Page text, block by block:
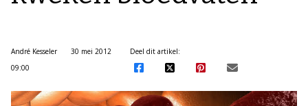
André Kesseler
30 mei 2012
09:00
Deel dit artikel: